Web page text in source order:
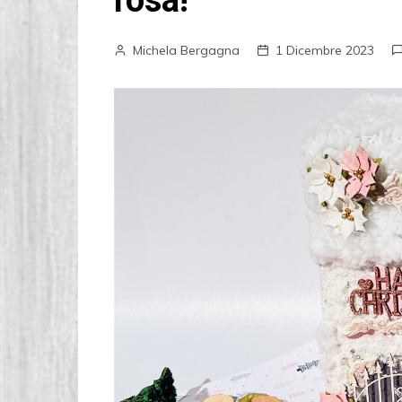
Michela Bergagna 1 Dicembre 2023